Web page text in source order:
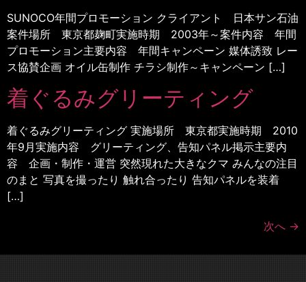
SUNOCO年間プロモーション クライアント 日本サン石油
案件場所 東京都麹町実施時期 2003年～案件内容 年間
プロモーション主要内容 年間キャンペーン 媒体誘致 レー
ス協賛企画 オイル缶制作 チラシ制作～キャンペーン […]
着ぐるみグリーティング
着ぐるみグリーティング 実施場所 東京都実施時期 2010
年9月実施内容 グリーティング、告知パネル掲示主要内
容 企画・制作・運営 突然現れた大きなクマ みんなの注目
のまと 写真を撮ったり 触れ合ったり 告知パネルを装着
[…]
次へ →